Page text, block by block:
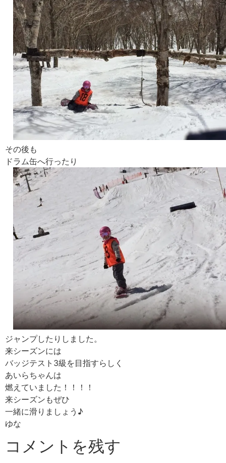
その後も
ドラム缶へ行ったり
ジャンプしたりしました。
来シーズンには
バッジテスト3級を目指すらしく
あいらちゃんは
燃えていました！！！！
来シーズンもぜひ
一緒に滑りましょう♪
ゆな
コメントを残す